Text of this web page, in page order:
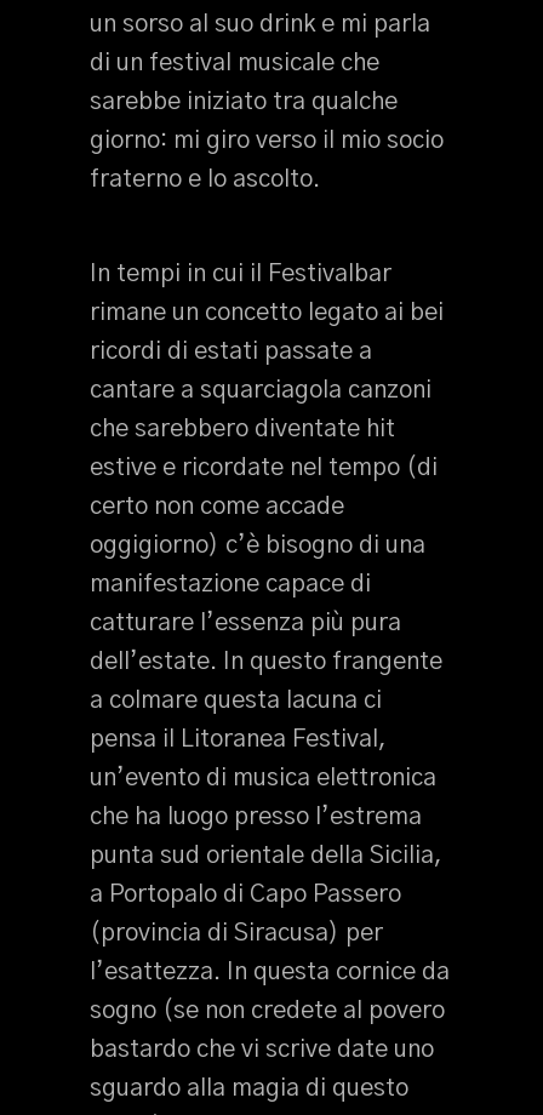
un sorso al suo drink e mi parla
di un festival musicale che
sarebbe iniziato tra qualche
giorno: mi giro verso il mio socio
fraterno e lo ascolto.
In tempi in cui il Festivalbar
rimane un concetto legato ai bei
ricordi di estati passate a
cantare a squarciagola canzoni
che sarebbero diventate hit
estive e ricordate nel tempo (di
certo non come accade
oggigiorno) c’è bisogno di una
manifestazione capace di
catturare l’essenza più pura
dell’estate. In questo frangente
a colmare questa lacuna ci
pensa il Litoranea Festival,
un’evento di musica elettronica
che ha luogo presso l’estrema
punta sud orientale della Sicilia,
a Portopalo di Capo Passero
(provincia di Siracusa) per
l’esattezza. In questa cornice da
sogno (se non credete al povero
bastardo che vi scrive date uno
sguardo alla magia di questo